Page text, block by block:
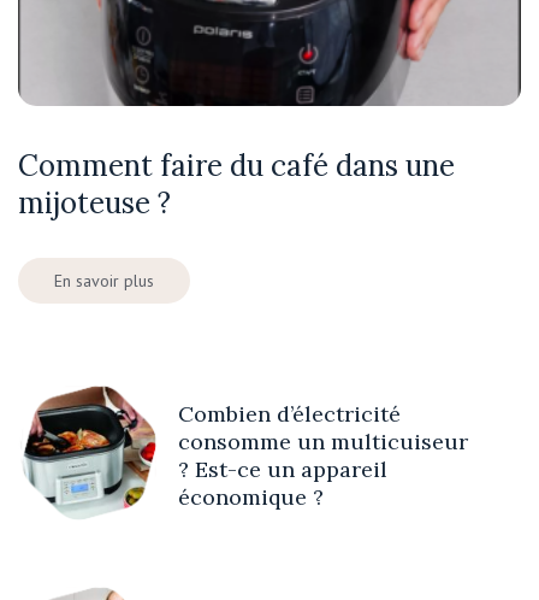
Comment faire du café dans une
mijoteuse ?
En savoir plus
Combien d’électricité
consomme un multicuiseur
? Est-ce un appareil
économique ?